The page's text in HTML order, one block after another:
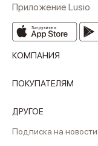
Приложение Lusio
КОМПАНИЯ
ПОКУПАТЕЛЯМ
ДРУГОЕ
Подписка на новости